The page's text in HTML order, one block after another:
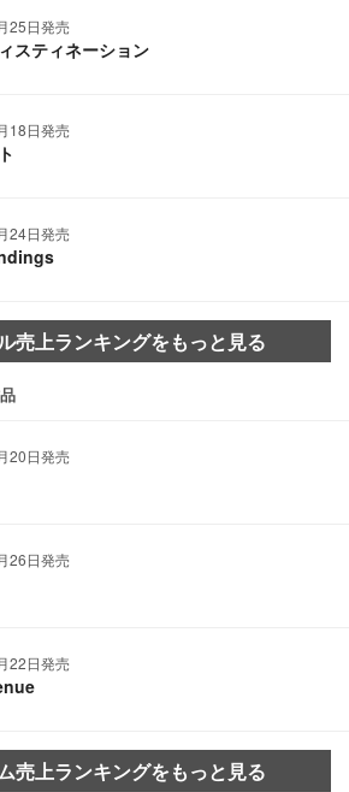
25日発売
スティネーション
18日発売
24日発売
売上ランキングをもっと見る
20日発売
26日発売
22日発売
売上ランキングをもっと見る